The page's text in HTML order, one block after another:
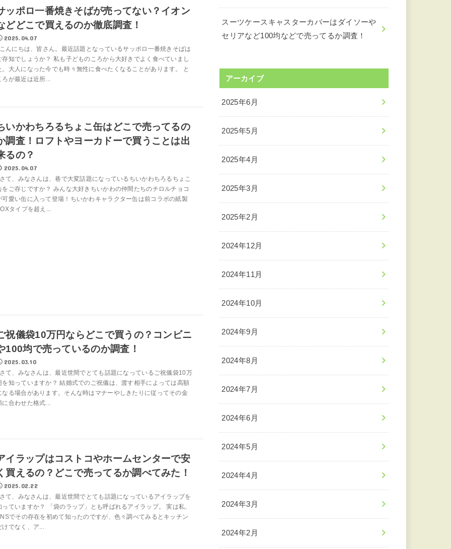
ッポロ一番焼きそばが売ってない？イオン
どどこで買えるのか徹底調査！
2025.04.07
んにちは、皆さん。最近話題となっているサッポロ一番焼きそばは
存知でしょうか？ 私も子どものころから大好きでよく食べていまし
。大人になった今でも時々無性に食べたくなることがあります。 と
ろが最近は近所...
いかわちろるちょこ缶はどこで売ってるの
調査！ロフトやヨーカドーで買うことは出
るの？
2025.04.07
て、みなさんは、巷で大変話題になっているちいかわちろるちょこ
をご存じですか？ みんな大好きちいかわの仲間たちのチロルチョコ
可愛い缶に入って登場！ちいかわキャラクター缶は前コラボの紙製
タイプを超え...
祝儀袋10万円ならどこで買うの？コンビニ
100均で売っているのか調査！
2025.03.10
て、みなさんは、最近世間でとても話題になっているご祝儀袋10万
を知っていますか？ 結婚式でのご祝儀は、渡す相手によっては高額
なる場合があります。そんな時はマナーやしきたりに従ってその金
に合わせた格式...
イラップはコストコやホームセンターで安
買えるの？どこで売ってるか調べてみた！
2025.02.22
て、みなさんは、最近世間でとても話題になっているアイラップを
っていますか？ 「袋のラップ」とも呼ばれるアイラップ。 実は私、
でその存在を初めて知ったのですが、色々調べてみるとキッチン
けでなく、ア...
スーツケースキャスターカバーはダイソーや
セリアなど100均などで売ってるか調査！
アーカイブ
2025年6月
2025年5月
2025年4月
2025年3月
2025年2月
2024年12月
2024年11月
2024年10月
2024年9月
2024年8月
2024年7月
2024年6月
2024年5月
2024年4月
2024年3月
2024年2月